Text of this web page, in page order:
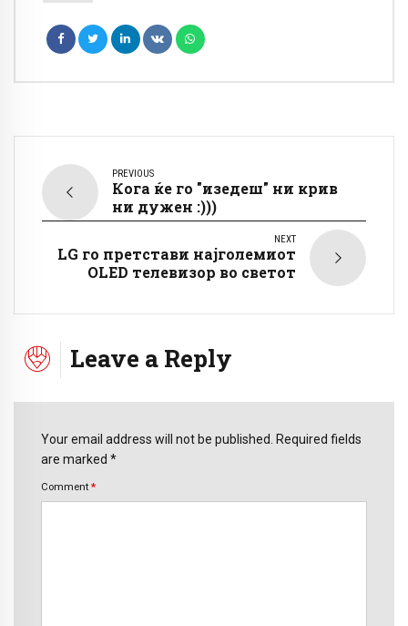
PREVIOUS
Кога ќе гo "изедеш" ни крив
ни дужен :)))
NEXT
LG го претстави најголемиот
OLED телевизор во светот
Leave a Reply
Your email address will not be published. Required fields
are marked *
Comment *